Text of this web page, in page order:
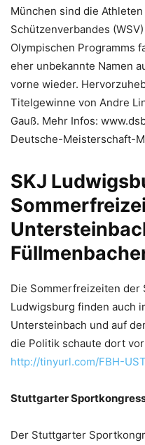
München sind die
Schützenverbandes
Olympischen Programms
eher unbekannte Namen
vorne wieder.
Titelgewinne von Andre
Gauß. Mehr Infos:
Deutsche-Meisterschaft-
SKJ
Die Sommerfreizeiten der
Ludwigsburg finden auch
Untersteinbach und auf
die Politik schaute dort
http://tinyurl.com/FBH-
Stuttgarter
Der Stuttgarter